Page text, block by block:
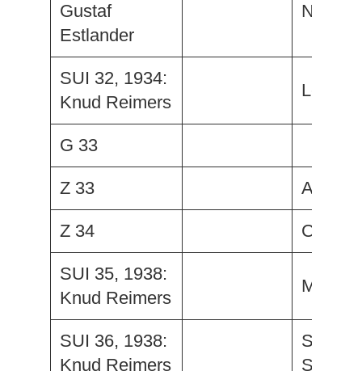
Gustaf
Estlander
Ninia
SUI 32, 1934:
Knud Reimers
Le
G 33
Z 33 Aloha
Z 34
SUI 35, 1938:
Knud Reimers
Mary
SUI 36, 1938:
Knud Reimers
Stars ‘n
Stripes